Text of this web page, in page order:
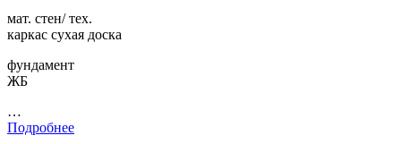
мат. стен/ тех.
каркас сухая доска
фундамент
ЖБ
…
Подробнее